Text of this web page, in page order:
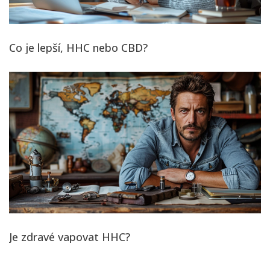
Co je lepší, HHC nebo CBD?
Je zdravé vapovat HHC?